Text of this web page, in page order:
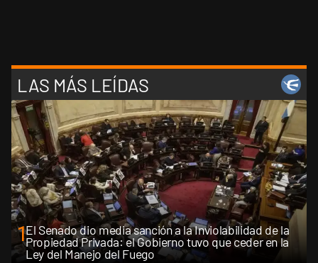
LAS MÁS LEÍDAS
1El Senado dio media sanción a la Inviolabilidad de la
Propiedad Privada: el Gobierno tuvo que ceder en la
Ley del Manejo del Fuego